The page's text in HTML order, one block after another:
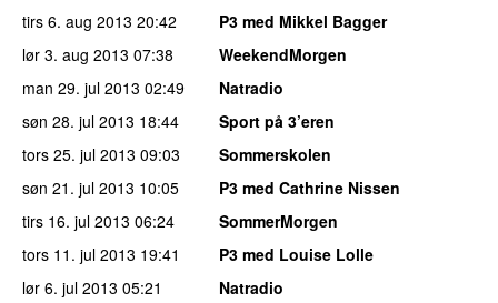
tirs 6. aug 2013 20:42
P3 med Mikkel Bagger
lør 3. aug 2013 07:38
WeekendMorgen
man 29. jul 2013 02:49
Natradio
søn 28. jul 2013 18:44
Sport på 3’eren
tors 25. jul 2013 09:03
Sommerskolen
søn 21. jul 2013 10:05
P3 med Cathrine Nissen
tirs 16. jul 2013 06:24
SommerMorgen
tors 11. jul 2013 19:41
P3 med Louise Lolle
lør 6. jul 2013 05:21
Natradio